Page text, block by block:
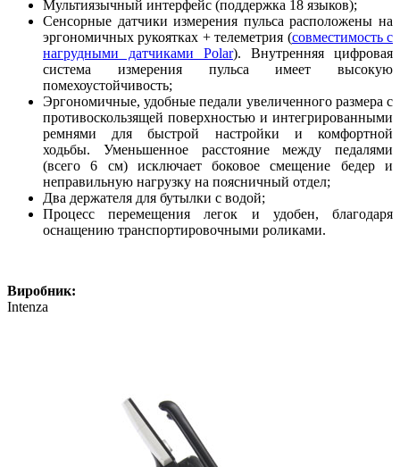
Мультиязычный интерфейс (поддержка 18 языков);
Сенсорные датчики измерения пульса расположены на
эргономичных рукоятках + телеметрия (совместимость с
нагрудными датчиками Polar). Внутренняя цифровая
система измерения пульса имеет высокую
помехоустойчивость;
Эргономичные, удобные педали увеличенного размера с
противоскользящей поверхностью и интегрированными
ремнями для быстрой настройки и комфортной
ходьбы. Уменьшенное расстояние между педалями
(всего 6 см) исключает боковое смещение бедер и
неправильную нагрузку на поясничный отдел;
Два держателя для бутылки с водой;
Процесс перемещения легок и удобен, благодаря
оснащению транспортировочными роликами.
Виробник:
Intenza